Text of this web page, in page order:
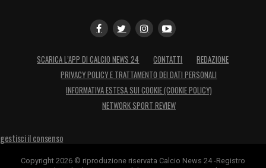
SCARICA L’APP DI CALCIO NEWS 24 CONTATTI
REDAZIONE
PRIVACY POLICY E TRATTAMENTO DEI DATI PERSONALI
INFORMATIVA ESTESA SUI COOKIE (COOKIE POLICY)
NETWORK SPORT REVIEW
gestisci il consenso
Copyright 2026 © riproduzione riservata Calcio News 24 -Registro